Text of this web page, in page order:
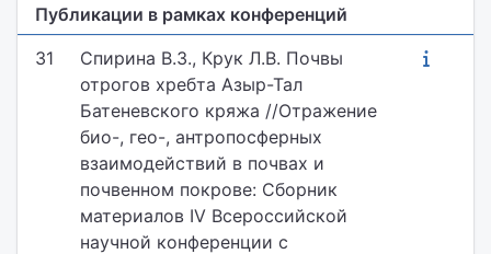
Публикации в рамках конференций
31
Спирина В.З., Крук Л.В. Почвы
отрогов хребта Азыр-Тал
Батеневского кряжа //Отражение
био-, гео-, антропосферных
взаимодействий в почвах и
почвенном покрове: Сборник
материалов IV Всероссийской
научной конференции с